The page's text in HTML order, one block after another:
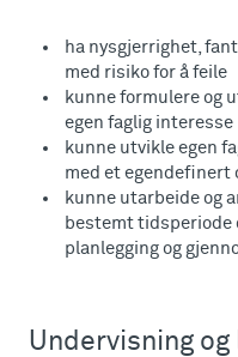
ha nysgjerrighet,
med risiko for å feile
kunne formulere og
egen faglig interesse
kunne utvikle egen
med et egendefinert
kunne utarbeide og
bestemt tidsperiode
planlegging og
Undervisning